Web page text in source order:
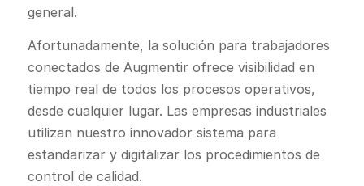
general.
Afortunadamente, la solución para trabajadores
conectados de Augmentir ofrece visibilidad en
tiempo real de todos los procesos operativos,
desde cualquier lugar. Las empresas industriales
utilizan nuestro innovador sistema para
estandarizar y digitalizar los procedimientos de
control de calidad.